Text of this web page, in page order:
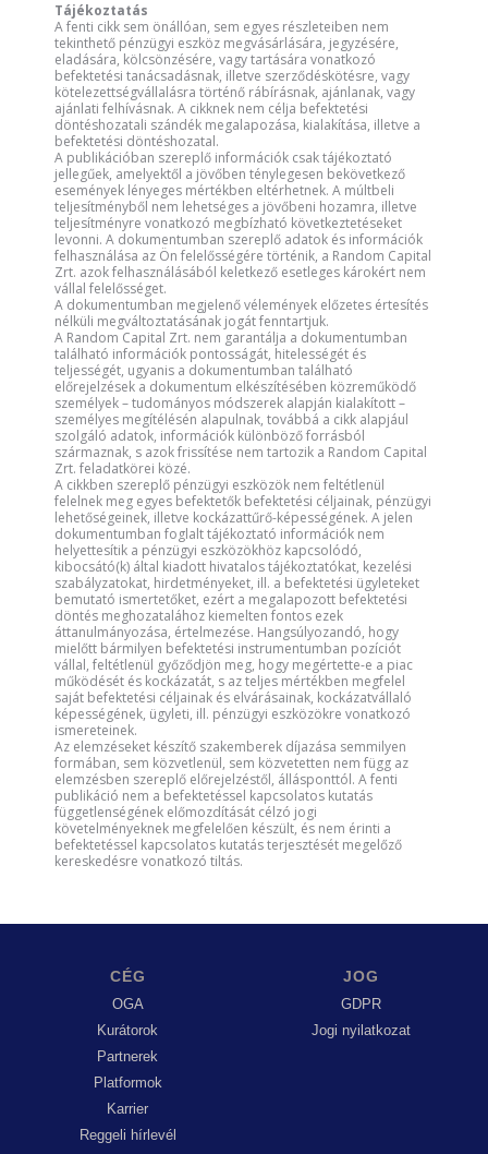
Tájékoztatás
A fenti cikk sem önállóan, sem egyes részleteiben nem
tekinthető pénzügyi eszköz megvásárlására, jegyzésére,
eladására, kölcsönzésére, vagy tartására vonatkozó
befektetési tanácsadásnak, illetve szerződéskötésre, vagy
kötelezettségvállalásra történő rábírásnak, ajánlanak, vagy
ajánlati felhívásnak. A cikknek nem célja befektetési
döntéshozatali szándék megalapozása, kialakítása, illetve a
befektetési döntéshozatal.
A publikációban szereplő információk csak tájékoztató
jellegűek, amelyektől a jövőben ténylegesen bekövetkező
események lényeges mértékben eltérhetnek. A múltbeli
teljesítményből nem lehetséges a jövőbeni hozamra, illetve
teljesítményre vonatkozó megbízható következtetéseket
levonni. A dokumentumban szereplő adatok és információk
felhasználása az Ön felelősségére történik, a Random Capital
Zrt. azok felhasználásából keletkező esetleges károkért nem
vállal felelősséget.
A dokumentumban megjelenő vélemények előzetes értesítés
nélküli megváltoztatásának jogát fenntartjuk.
A Random Capital Zrt. nem garantálja a dokumentumban
található információk pontosságát, hitelességét és
teljességét, ugyanis a dokumentumban található
előrejelzések a dokumentum elkészítésében közreműködő
személyek – tudományos módszerek alapján kialakított –
személyes megítélésén alapulnak, továbbá a cikk alapjául
szolgáló adatok, információk különböző forrásból
származnak, s azok frissítése nem tartozik a Random Capital
Zrt. feladatkörei közé.
A cikkben szereplő pénzügyi eszközök nem feltétlenül
felelnek meg egyes befektetők befektetési céljainak, pénzügyi
lehetőségeinek, illetve kockázattűrő-képességének. A jelen
dokumentumban foglalt tájékoztató információk nem
helyettesítik a pénzügyi eszközökhöz kapcsolódó,
kibocsátó(k) által kiadott hivatalos tájékoztatókat, kezelési
szabályzatokat, hirdetményeket, ill. a befektetési ügyleteket
bemutató ismertetőket, ezért a megalapozott befektetési
döntés meghozatalához kiemelten fontos ezek
áttanulmányozása, értelmezése. Hangsúlyozandó, hogy
mielőtt bármilyen befektetési instrumentumban pozíciót
vállal, feltétlenül győződjön meg, hogy megértette-e a piac
működését és kockázatát, s az teljes mértékben megfelel
saját befektetési céljainak és elvárásainak, kockázatvállaló
képességének, ügyleti, ill. pénzügyi eszközökre vonatkozó
ismereteinek.
Az elemzéseket készítő szakemberek díjazása semmilyen
formában, sem közvetlenül, sem közvetetten nem függ az
elemzésben szereplő előrejelzéstől, állásponttól. A fenti
publikáció nem a befektetéssel kapcsolatos kutatás
függetlenségének előmozdítását célzó jogi
követelményeknek megfelelően készült, és nem érinti a
befektetéssel kapcsolatos kutatás terjesztését megelőző
kereskedésre vonatkozó tiltás.
CÉG
OGA
Kurátorok
Partnerek
Platformok
Karrier
Reggeli hírlevél
JOG
GDPR
Jogi nyilatkozat